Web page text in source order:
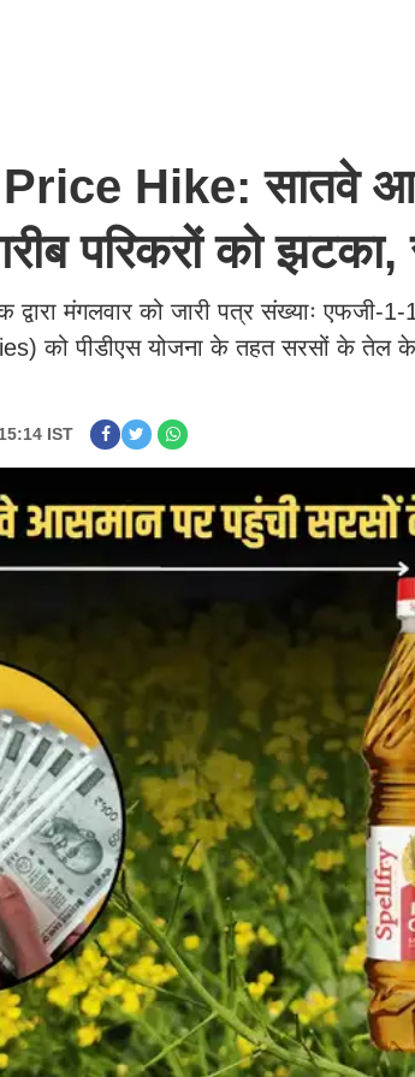
Hike: सातवे
परिकरों को
द्वारा मंगलवार को जारी पत्र संख्याः
को पीडीएस योजना के तहत सरसों के
IST